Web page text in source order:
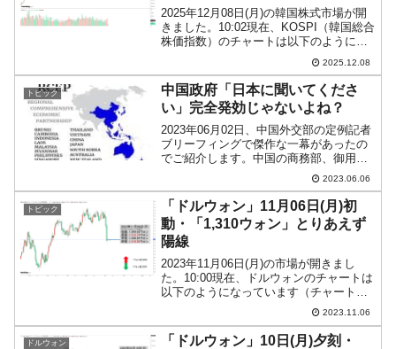
2025年12月08日(月)の韓国株式市場が開
きました。10:02現在、KOSPI（韓国総合
株価指数）のチャートは以下のようにな
『Investing.com』より引用）。わずかな
がら陰線です。投資家別売買動向は以下
です...
2025.12.08
トピック
中国政府「日本に聞いてくださ
い」完全発効じゃないよね？
2023年06月02日、中国外交部の定例記者
ブリーフィングで傑作な一幕があったの
でご紹介します。中国の商務部、御用新
聞なども「本日、（中国が主導する）
RCEPが完全発効」という喧伝したので
すが、実はそうではなかったのです。こ
れを『共同通信』...
2023.06.06
トピック
「ドルウォン」11月06日(月)初
動・「1,310ウォン」とりあえず
陽線
2023年11月06日(月)の市場が開きまし
た。10:00現在、ドルウォンのチャートは
以下のようになっています（チャートは
『Investing.com』より引用）。これから
ローソク足の調整が入るかもしれません
が、2日続けての大幅下落。本日は...
2023.11.06
ドルウォン
「ドルウォン」10日(月)夕刻・